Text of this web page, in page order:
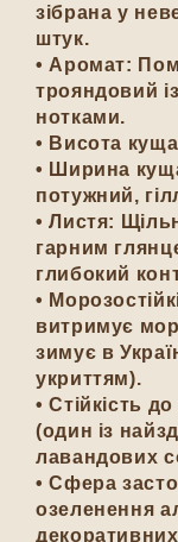
зібрана у
штук.
• Аромат:
трояндовий
нотками.
• Висота
• Ширина
потужний,
•Листя:
гарним
глибокий
•
витримує
зимує в
укриттям).
•Стійкість
(один із
лавандових
•Сфера
озеленення